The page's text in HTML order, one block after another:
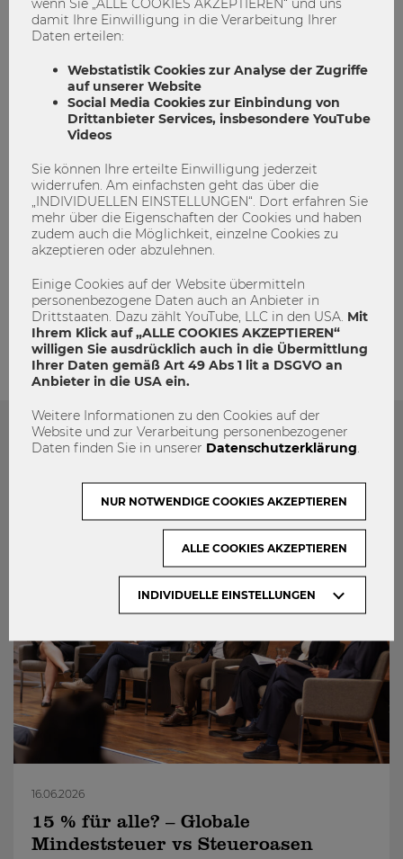
Coronakrise Forschung
Forschungsportal
Schnell erklärt
Thema des Monats
admin
Das könnte dich auch Interessieren
16.06.2026
15 % für alle? – Globale
Mindeststeuer vs Steueroasen
damit Ihre Einwilligung in die Verarbeitung Ihrer
Daten erteilen:
Webstatistik Cookies zur Analyse der Zugriffe
auf unserer Website
Social Media Cookies zur Einbindung von
Drittanbieter Services, insbesondere YouTube
Videos
Sie können Ihre erteilte Einwilligung jederzeit
widerrufen. Am einfachsten geht das über die
„INDIVIDUELLEN EINSTELLUNGEN“. Dort erfahren Sie
mehr über die Eigenschaften der Cookies und haben
zudem auch die Möglichkeit, einzelne Cookies zu
akzeptieren oder abzulehnen.
Einige Cookies auf der Website übermitteln
personenbezogene Daten auch an Anbieter in
Drittstaaten. Dazu zählt YouTube, LLC in den USA. Mit
Ihrem Klick auf „ALLE COOKIES AKZEPTIEREN“
willigen Sie ausdrücklich auch in die Übermittlung
Ihrer Daten gemäß Art 49 Abs 1 lit a DSGVO an
Anbieter in die USA ein.
Weitere Informationen zu den Cookies auf der
Website und zur Verarbeitung personenbezogener
Daten finden Sie in unserer Datenschutzerklärung
INDIVIDUELLE EINSTELLUNGEN
NUR NOTWENDIGE COOKIES AKZEPTIEREN
ALLE COOKIES AKZEPTIEREN